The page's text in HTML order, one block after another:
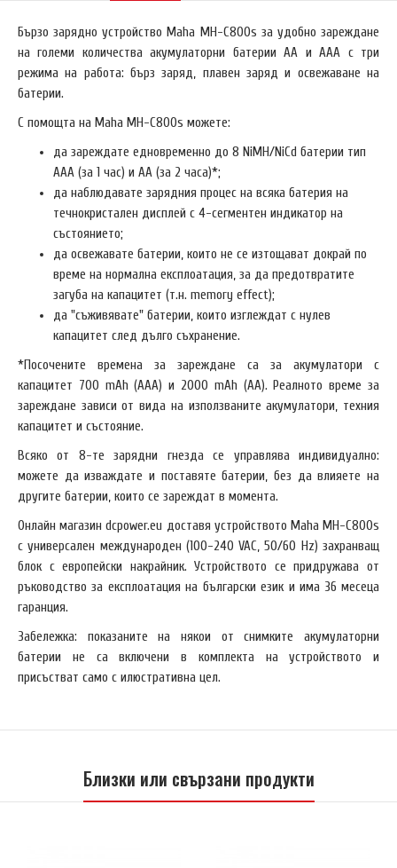
Бързо зарядно устройство Maha MH-C800s за удобно зареждане
на големи количества акумулаторни батерии АА и ААА с три
режима на работа: бърз заряд, плавен заряд и освежаване на
батерии.
С помощта на Maha MH-C800s можете:
да зареждате едновременно до 8 NiMH/NiCd батерии тип
AAА (за 1 час) и AA (за 2 часа)*;
да наблюдавате зарядния процес на всяка батерия на
течнокристален дисплей с 4-сегментен индикатор на
състоянието;
да освежавате батерии, които не се изтощават докрай по
време на нормална експлоатация, за да предотвратите
загуба на капацитет (т.н. memory effect);
да "съживявате" батерии, които изглеждат с нулев
капацитет след дълго съхранение.
*Посочените времена за зареждане са за акумулатори с
капацитет 700 mAh (AAA) и 2000 mAh (AA). Реалното време за
зареждане зависи от вида на използваните акумулатори, техния
капацитет и състояние.
Всяко от 8-те зарядни гнезда се управлява индивидуално:
можете да изваждате и поставяте батерии, без да влияете на
другите батерии, които се зареждат в момента.
Онлайн магазин dcpower.eu доставя устройството Maha MH-C800s
с универсален международен (100-240 VAC, 50/60 Hz) захранващ
блок с европейски накрайник. Устройството се придружава от
ръководство за експлоатация на български език и има 36 месеца
гаранция.
Забележка: показаните на някои от снимките акумулаторни
батерии не са включени в комплекта на устройството и
присъстват само с илюстративна цел.
Близки или свързани продукти